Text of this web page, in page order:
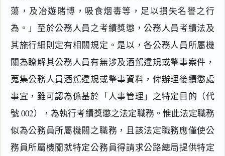
蕩，及冶遊賭博，吸食烟毒等，足以損失名譽之行
為。」至於公務人員之考績獎懲，公務人員考績法及
其施行細則定有相關規定。是以，各公務人員所屬機
關為瞭解其公務人員有無涉及酒駕違規或肇事案件，
蒐集公務人員酒駕違規或肇事資料，俾辦理後續懲處
事宜，雖可認為係基於「人事管理」之特定目的（代
號 002），為執行考績獎懲之法定職務。惟此法定職務
似為公務員所屬機關之職務，且該法定職務應僅使公
務員所屬機關就特定公務員得請求公路總局提供特定
旨
主
旨
說
明
正
本
副